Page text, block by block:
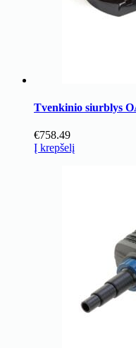
Tvenkinio siurblys
€758.49
Į krepšelį